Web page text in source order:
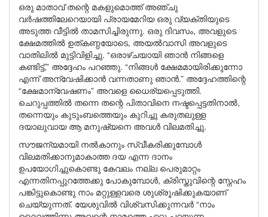
ഒരു മാതാവ് തന്റെ മകളുമൊത്ത് അഞ്ചു
വർഷത്തിലേറെയായി പ്രായമേറിയ ഒരു വ്യക്തിയുടെ
അടുത്ത വീട്ടിൽ താമസിച്ചിരുന്നു. ഒരു ദിവസം, അവളുടെ
ക്ഷേമത്തിൽ ഉത്കണ്ഠയോടെ, അയൽവാസി അവളുടെ
വാതിലിൽ മുട്ടിവിളിച്ചു. “ഒരാഴ്ചയായി ഞാൻ നിങ്ങളെ
കണ്ടിട്ട്,” അദ്ദേഹം പറഞ്ഞു. “നിങ്ങൾ ക്ഷേമമായിരിക്കുന്നോ
എന്ന് അന്വേഷിക്കാൻ വന്നതാണു ഞാൻ.” അദ്ദേഹത്തിന്റെ
“ക്ഷേമാന്വേഷണം” അവളെ ധൈര്യപ്പെടുത്തി.
ചെറുപ്പത്തിൽ തന്നെ തന്റെ പിതാവിനെ നഷ്ടപ്പെട്ടതിനാൽ,
തന്നെയും കുടുംബത്തെയും കുറിച്ചു കരുതലുള്ള
ദയാലുവായ ആ മനുഷ്യനെ അവൾ വിലമതിച്ചു.
സൗജന്യമായി നൽകാനും സ്വീകരിക്കുമ്പോൾ
വിലമതിക്കാനുമാകാത്ത ദയ എന്ന ദാനം
ഉപയോഗിച്ചുകൊണ്ടു കേവലം നല്ല പെരുമാറ്റം
എന്നതിനപ്പുറത്തേക്കു പോകുമ്പോൾ, ക്രിസ്തുവിന്റെ സ്നേഹം
പങ്കിട്ടുകൊണ്ടു നാം മറ്റുള്ളവരെ ശുശ്രൂഷിക്കുകയാണ്
ചെയ്യുന്നത്. യേശുവിൽ വിശ്വസിക്കുന്നവർ “നാം